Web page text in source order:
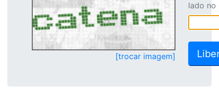
[trocar imagem]
lado no